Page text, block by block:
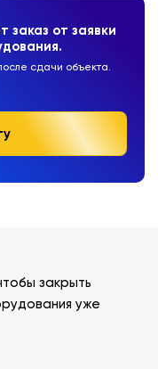
заказ от заявки
сдачи объекта.
закрыть
уже